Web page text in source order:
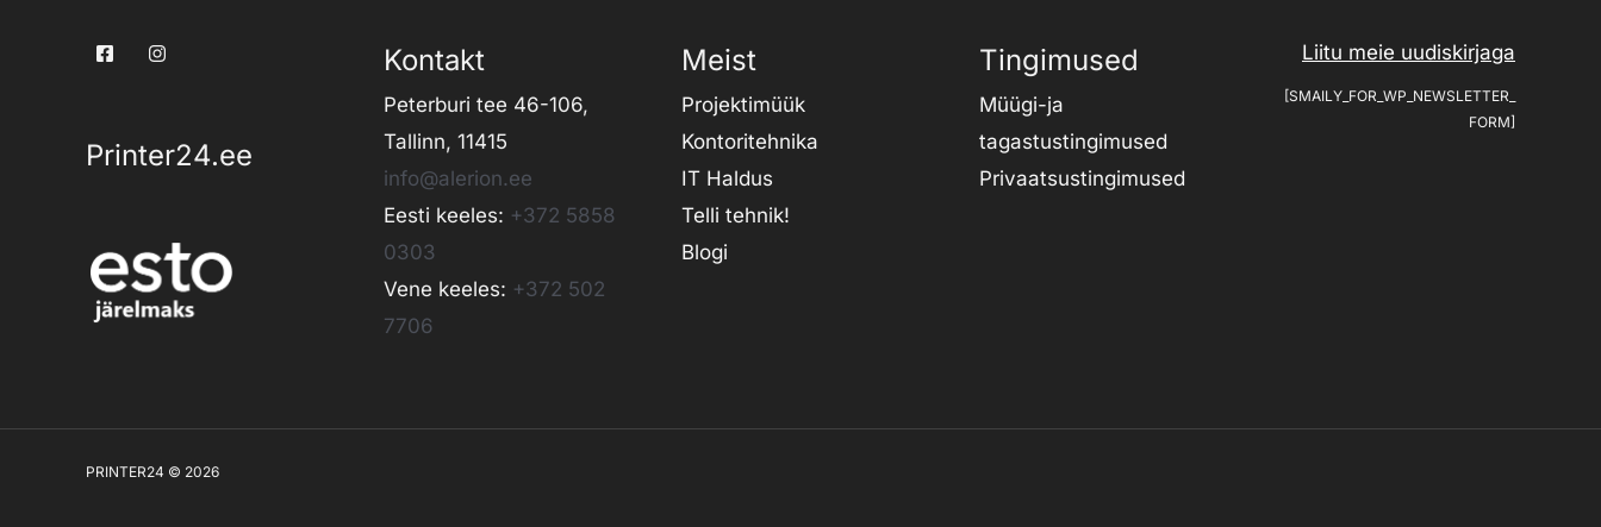
Printer24.ee
Kontakt
Peterburi tee 46-106,
Tallinn, 11415
info@alerion.ee
Eesti keeles: +372 5858
0303
Vene keeles: +372 502
7706
Meist
Projektimüük
Kontoritehnika
IT Haldus
Telli tehnik!
Blogi
Tingimused
Müügi-ja
tagastustingimused
Privaatsustingimused
Liitu meie uudiskirjaga
[SMAILY_FOR_WP_NEWSLETTER_
FORM]
PRINTER24 © 2026